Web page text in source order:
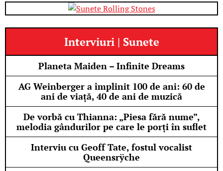
Interviuri | Sunete
Planeta Maiden – Infinite Dreams
AG Weinberger a împlinit 100 de ani: 60 de
ani de viață, 40 de ani de muzică
De vorbă cu Thianna: „Piesa fără nume”,
melodia gândurilor pe care le porți în suflet
Interviu cu Geoff Tate, fostul vocalist
Queensrÿche